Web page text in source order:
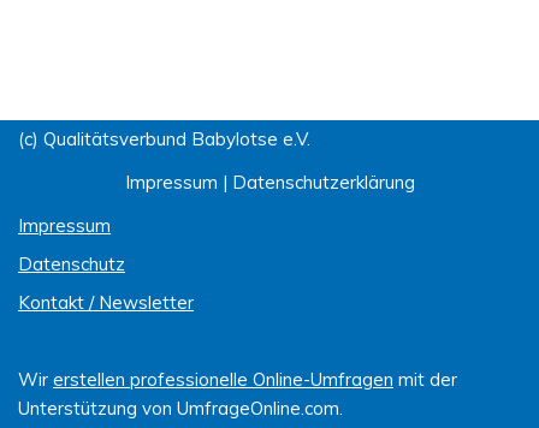
(c) Qualitätsverbund Babylotse e.V.
Impressum | Datenschutzerklärung
Impressum
Datenschutz
Kontakt / Newsletter
Wir erstellen professionelle Online-Umfragen mit der
Unterstützung von UmfrageOnline.com.